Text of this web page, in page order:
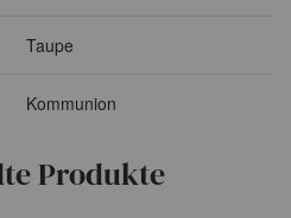
Taupe
Kommunion
Produkte